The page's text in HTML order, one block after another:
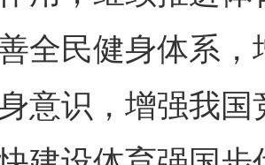
全民健身体系
意识，增强我